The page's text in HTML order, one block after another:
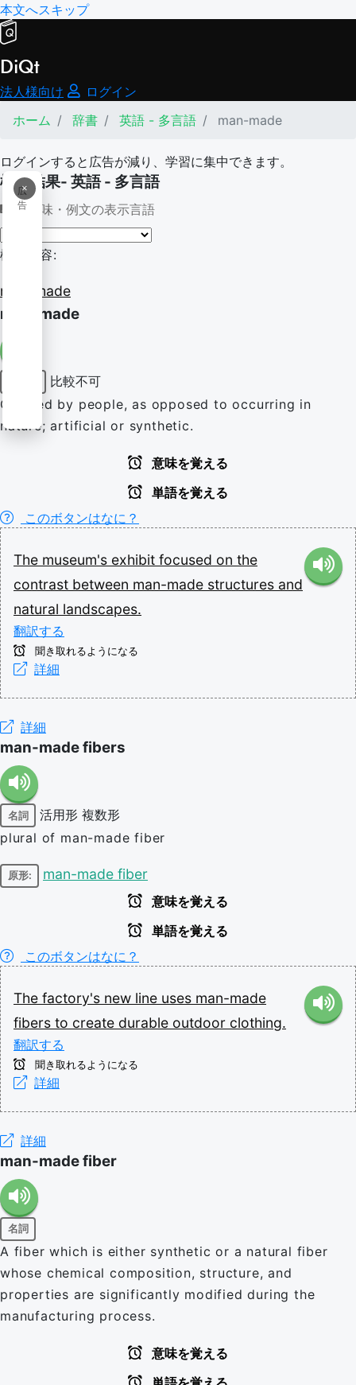
本文へスキップ
DiQt
法人様向け
ログイン
ホーム
辞書 英語 - 多言語 man-made
ログインすると広告が減り、学習に集中できます。
×
広
告
検索結果- 英語 - 多言語
意味・例文の表示言語
検索内容:
man-made
man-made
比較不可
Created by people, as opposed to occurring in
nature; artificial or synthetic.
意味を覚える
単語を覚える
このボタンはなに？
The museum's exhibit focused on the
contrast between man-made structures and
natural landscapes.
翻訳する
聞き取れるようになる
詳細
詳細
man-made fibers
名詞 活用形 複数形
plural of man-made fiber
原形: man-made fiber
意味を覚える
単語を覚える
このボタンはなに？
The factory's new line uses man-made
fibers to create durable outdoor clothing.
翻訳する
聞き取れるようになる
詳細
詳細
man-made fiber
名詞
A fiber which is either synthetic or a natural fiber
whose chemical composition, structure, and
properties are significantly modified during the
manufacturing process.
意味を覚える